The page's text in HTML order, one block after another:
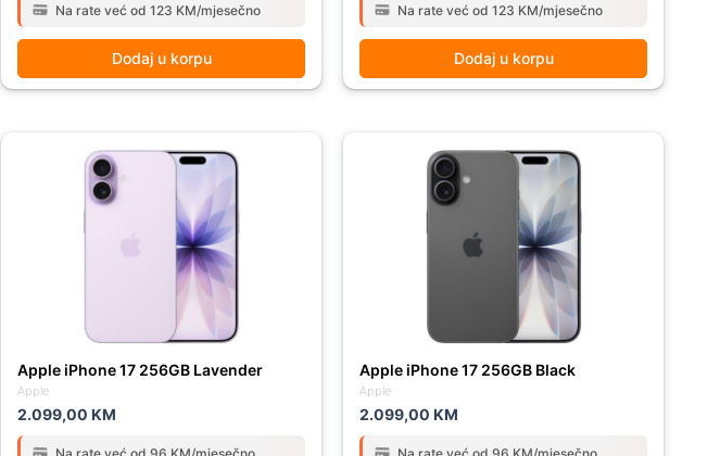
Na rate već od 123 KM/mjesečno
Dodaj u korpu
Na rate već od 123 KM/mjesečno
Dodaj u korpu
Apple
Apple iPhone 17 256GB Lavender
2.099,00 KM
Apple
Apple iPhone 17 256GB Black
2.099,00 KM